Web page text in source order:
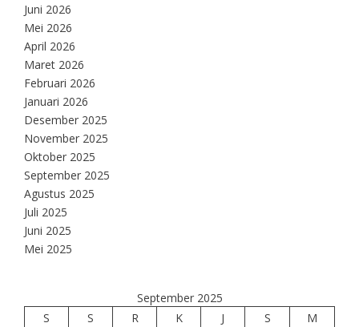
Juni 2026
Mei 2026
April 2026
Maret 2026
Februari 2026
Januari 2026
Desember 2025
November 2025
Oktober 2025
September 2025
Agustus 2025
Juli 2025
Juni 2025
Mei 2025
September 2025
S
S R K J S
M